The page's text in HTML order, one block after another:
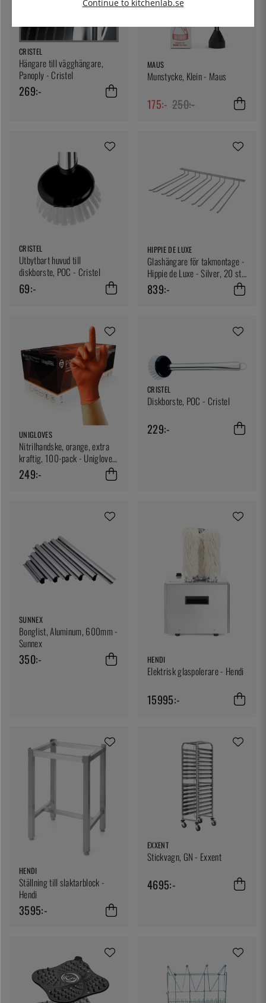
CRISTEL
Hängare till vägghängare,
Panoply - Cristel
269:-
MAUS
Munstycke, Klein - Maus
175:- 250:-
CRISTEL
Utbytbart huvud till
diskborste, POC - Cristel
69:-
HIPPIE DE LUXE
Glashängare för takmontage -
Hippie de Luxe - Silver, 20 st
glas
839:-
UNIGLOVES
Nitrilhandske, orange, extra
kraftig, 100-pack - Unigloves
- Medium
249:-
CRISTEL
Diskborste, POC - Cristel
229:-
SUNNEX
Bonglist, Aluminum, 600mm -
Sunnex
350:- HENDI
Elektrisk glaspolerare - Hendi
15995:-
HENDI
Ställning till slaktarblock -
Hendi
3595:-
EXXENT
Stickvagn, GN - Exxent
4695:-
Continue to kitchenlab.se